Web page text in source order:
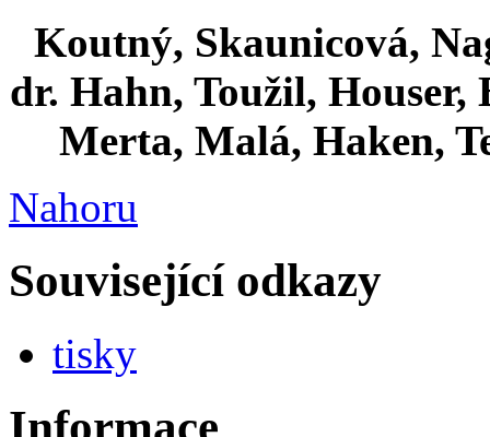
Koutný, Skaunicová,
dr. Hahn, Toužil,
Merta, Malá, Haken,
Nahoru
Související odkazy
tisky
Informace